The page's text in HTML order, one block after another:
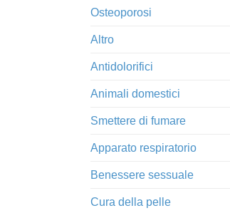
Osteoporosi
Altro
Antidolorifici
Animali domestici
Smettere di fumare
Apparato respiratorio
Benessere sessuale
Cura della pelle